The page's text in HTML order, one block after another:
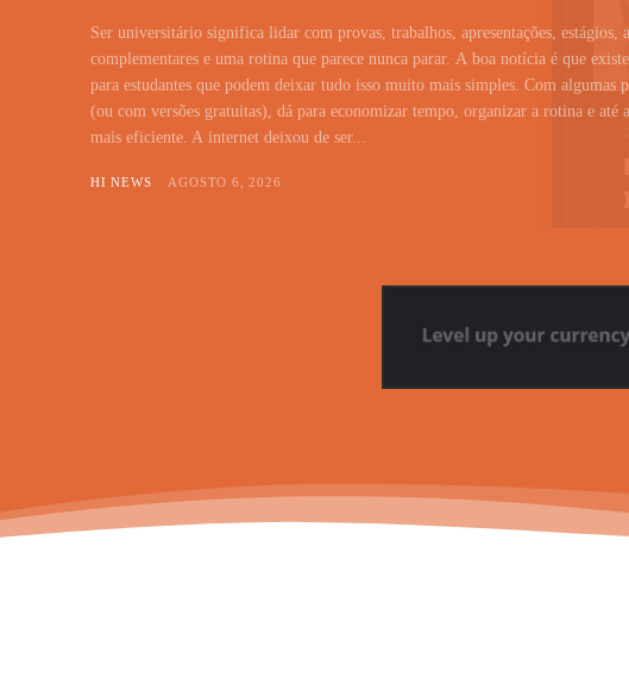
Ser universitário significa lidar com provas, trabalhos, apresentações, estágios,
complementares e uma rotina que parece nunca parar. A boa notícia é que
para estudantes que podem deixar tudo isso muito mais simples. Com algumas
(ou com versões gratuitas), dá para economizar tempo, organizar a rotina e até
mais eficiente. A internet deixou de ser...
HI NEWS AGOSTO 6, 2026